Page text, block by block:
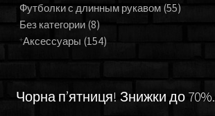
Футболки с длинным рукавом (55)
Без категории (8)
Аксессуары (154)
Чорна п’ятниця! Знижки до 70%.